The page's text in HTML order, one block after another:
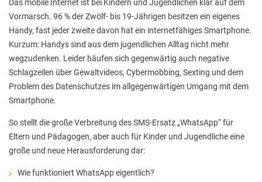
Elterninformationen
Mitwirkung am Schulleben
Schulkonferenz
Kopf hoch! – Beratung für Eltern
Lehrer*innen
Lehrkräfte
Sekretariat
Formulare
Das mobile Internet ist bei Kindern und Jugendlichen klar auf dem
Vormarsch. 96 % der Zwölf- bis 19-Jährigen besitzen ein eigenes
Handy, fast jeder zweite davon hat ein internetfähiges Smartphone.
Kurzum: Handys sind aus dem jugendlichen Alltag nicht mehr
wegzudenken. Leider häufen sich gegenwärtig auch negative
Schlagzeilen über Gewaltvideos, Cybermobbing, Sexting und dem
Problem des Datenschutzes im allgegenwärtigen Umgang mit dem
Smartphone.
So stellt die große Verbreitung des SMS-Ersatz „WhatsApp“ für
Eltern und Pädagogen, aber auch für Kinder und Jugendliche eine
große und neue Herausforderung dar:
Wie funktioniert WhatsApp eigentlich?